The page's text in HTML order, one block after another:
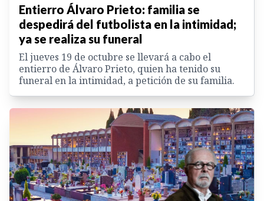
Entierro Álvaro Prieto: familia se
despedirá del futbolista en la intimidad;
ya se realiza su funeral
El jueves 19 de octubre se llevará a cabo el
entierro de Álvaro Prieto, quien ha tenido su
funeral en la intimidad, a petición de su familia.